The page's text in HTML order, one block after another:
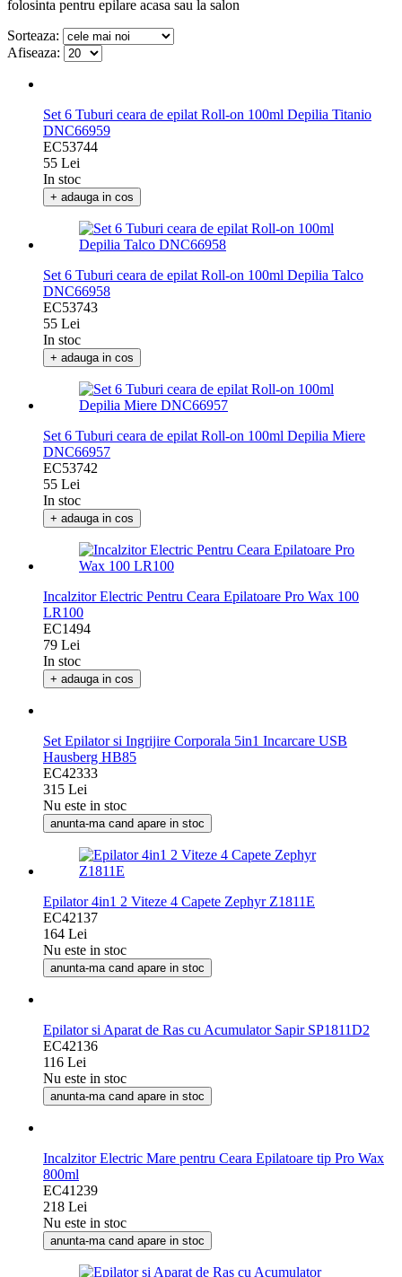
folosinta pentru epilare acasa sau la salon
Sorteaza:
Afiseaza:
Set 6 Tuburi ceara de epilat Roll-on 100ml Depilia Titanio
DNC66959
EC53744
55 Lei
In stoc
+ adauga in cos
Set 6 Tuburi ceara de epilat Roll-on 100ml Depilia Talco
DNC66958
EC53743
55 Lei
In stoc
+ adauga in cos
Set 6 Tuburi ceara de epilat Roll-on 100ml Depilia Miere
DNC66957
EC53742
55 Lei
In stoc
+ adauga in cos
Incalzitor Electric Pentru Ceara Epilatoare Pro Wax 100
LR100
EC1494
79 Lei
In stoc
+ adauga in cos
Set Epilator si Ingrijire Corporala 5in1 Incarcare USB
Hausberg HB85
EC42333
315 Lei
Nu este in stoc
anunta-ma cand apare in stoc
Epilator 4in1 2 Viteze 4 Capete Zephyr Z1811E
EC42137
164 Lei
Nu este in stoc
anunta-ma cand apare in stoc
Epilator si Aparat de Ras cu Acumulator Sapir SP1811D2
EC42136
116 Lei
Nu este in stoc
anunta-ma cand apare in stoc
Incalzitor Electric Mare pentru Ceara Epilatoare tip Pro Wax
800ml
EC41239
218 Lei
Nu este in stoc
anunta-ma cand apare in stoc